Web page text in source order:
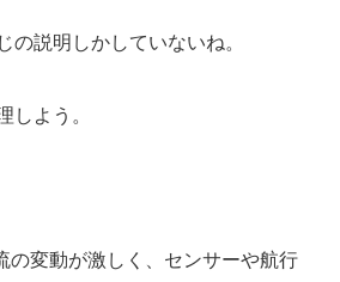
の説明しかしていないね。
しよう。
の変動が激しく、センサーや航行